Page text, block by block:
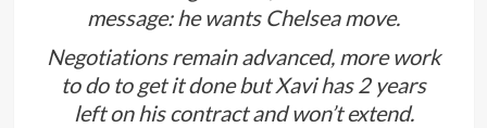
message: he wants Chelsea move.
Negotiations remain advanced, more work
to do to get it done but Xavi has 2 years
left on his contract and won’t extend.